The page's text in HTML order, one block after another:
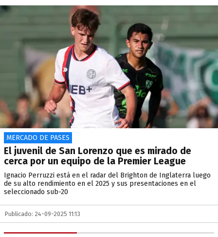
MERCADO DE PASES
El juvenil de San Lorenzo que es mirado de
cerca por un equipo de la Premier League
Ignacio Perruzzi está en el radar del Brighton de Inglaterra luego
de su alto rendimiento en el 2025 y sus presentaciones en el
seleccionado sub-20
Publicado: 24-09-2025 11:13